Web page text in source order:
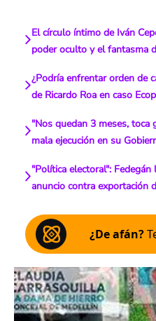
El círculo íntimo de Iván
poder oculto y el fantasma
¿Podría enfrentar orden de
de Ricardo Roa en caso
"Nos quedan 3 meses,
mala ejecución en su
"Política electoral":
anuncio contra exportación
¿De afán?